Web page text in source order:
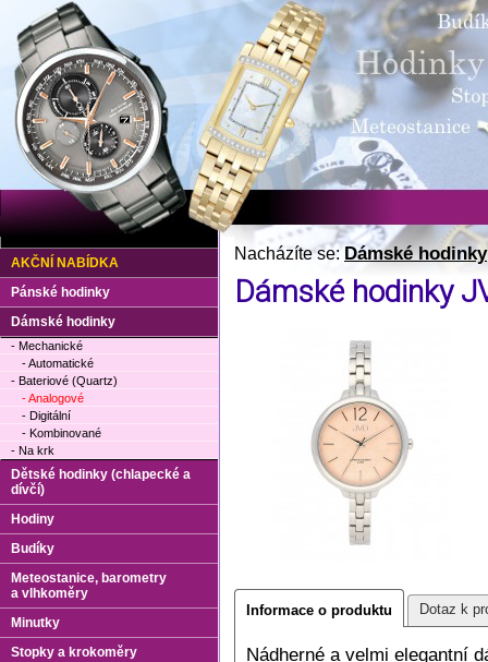
Nacházíte se:Dámské hodinky
Dámské hodinky
Informace o produktu Dotaz k
Nádherné a velmi elegantní
AKČNÍ NABÍDKA
Pánské hodinky
Dámské hodinky
- Mechanické
- Automatické
- Bateriové (Quartz)
- Analogové
- Digitální
- Kombinované
- Na krk
Dětské hodinky (chlapecké a
dívčí)
Hodiny
Budíky
Meteostanice, barometry
a vlhkoměry
Minutky
Stopky a krokoměry